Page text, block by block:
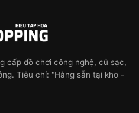
cấp đồ chơi công nghệ, củ sạc,
Tiêu chí: "Hàng sẵn tại kho -